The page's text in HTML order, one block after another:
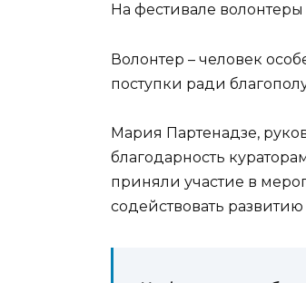
На фестивале
Волонтер – человек
поступки ради
Мария Партенадзе,
благодарность
приняли участие в
содействовать